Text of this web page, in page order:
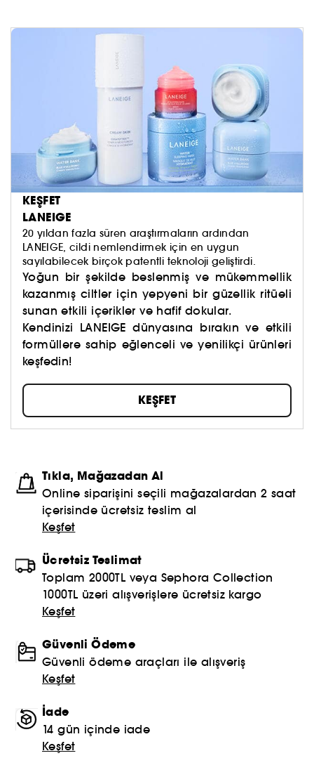
KEŞFET
LANEIGE
20 yıldan fazla süren araştırmaların ardından
LANEIGE, cildi nemlendirmek için en uygun
sayılabilecek birçok patentli teknoloji geliştirdi.
Yoğun bir şekilde beslenmiş ve mükemmellik
kazanmış ciltler için yepyeni bir güzellik ritüeli
sunan etkili içerikler ve hafif dokular.
Kendinizi LANEIGE dünyasına bırakın ve etkili
formüllere sahip eğlenceli ve yenilikçi ürünleri
keşfedin!
KEŞFET
Tıkla, Mağazadan Al
Online siparişini seçili mağazalardan 2 saat
içerisinde ücretsiz teslim al
Keşfet
Ücretsiz Teslimat
Toplam 2000TL veya Sephora Collection
1000TL üzeri alışverişlere ücretsiz kargo
Keşfet
Güvenli Ödeme
Güvenli ödeme araçları ile alışveriş
Keşfet
İade
14 gün içinde iade
Keşfet